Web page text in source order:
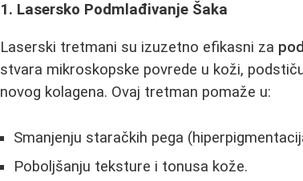
1. Lasersko Podmlađivanje Šaka
Laserski tretmani su izuzetno efikasni za
stvara mikroskopske povrede u koži,
novog kolagena. Ovaj tretman pomaže u:
Smanjenju starаčkih pega
Poboljšanju teksture i tonusa kože.